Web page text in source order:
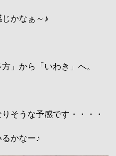
かなぁ～♪
」から「いわき」へ。
そうな予感です・・・・
かなー♪